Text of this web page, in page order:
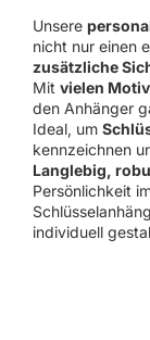
Unsere
nicht nur einen
zusätzliche
Mit vielen
den Anhänger
Ideal, um
kennzeichnen
Langlebig,
Persönlichkeit
individuell